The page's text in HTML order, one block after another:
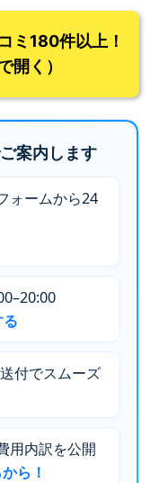
180件以上！
開く）
案内します
ォームから24
付でスムーズ
用内訳を公開
ら！